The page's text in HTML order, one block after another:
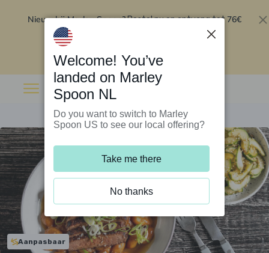
Nieuw bij Marley Spoon?Bestel nu en ontvang tot 76€
Aanpasbaar
Welcome! You’ve
landed on Marley
Spoon NL
Do you want to switch to Marley
Spoon US to see our local offering?
Take me there
No thanks